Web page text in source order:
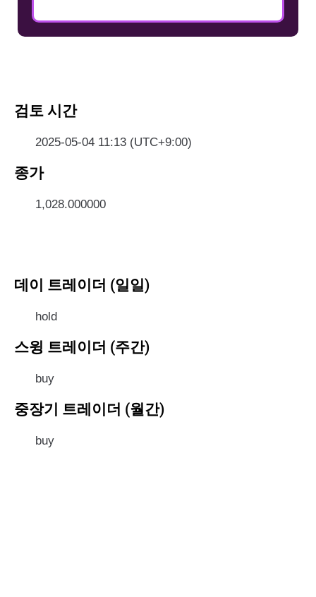
검토 시간
2025-05-04 11:13 (UTC+9:00)
종가
1,028.000000
데이 트레이더 (일일)
hold
스윙 트레이더 (주간)
buy
중장기 트레이더 (월간)
buy